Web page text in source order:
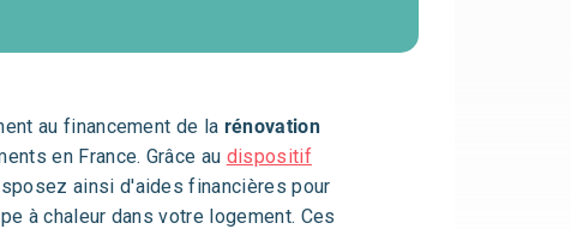
au financement de la rénovation
en France. Grâce au dispositif
ainsi d'aides financières pour
à chaleur dans votre logement. Ces